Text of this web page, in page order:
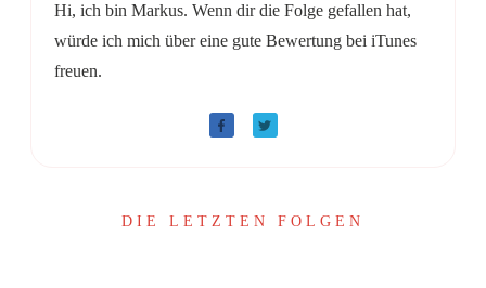
Hi, ich bin Markus. Wenn dir die Folge gefallen hat,
würde ich mich über eine gute Bewertung bei iTunes
freuen.
DIE LETZTEN FOLGEN